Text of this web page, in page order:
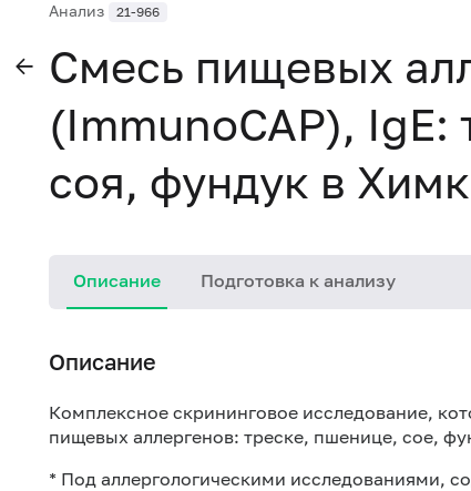
Анализ 21-966
Смесь пищевых
(ImmunoCAP),
соя, фундук в
Описание Подготовка к анализу
Описание
Комплексное скрининговое исследование,
пищевых аллергенов: треске, пшенице, сое,
* Под аллергологическими исследованиями,